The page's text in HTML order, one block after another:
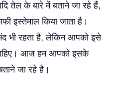
तेल के बारे में बताने जा रहे हैं,
इस्तेमाल किया जाता है।
भी रहता है, लेकिन आपको इसे
आज हम आपको इसके
जा रहे है।